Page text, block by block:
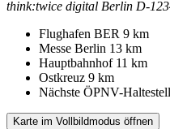
Adresse
think:twice digital Berlin D-
Flughafen BER 9 km
Messe Berlin 13 km
Hauptbahnhof 11 km
Ostkreuz 9 km
Nächste ÖPNV-
Karte im Vollbildmodus öffnen